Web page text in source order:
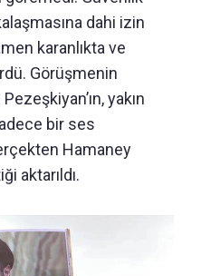
dahi izin
karanlıkta ve
Görüşmenin
yakın
bir ses
Hamaney
aktarıldı.